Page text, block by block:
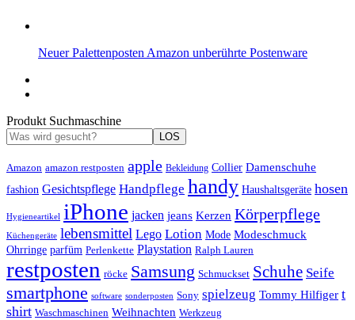
Neuer Palettenposten Amazon unberührte Postenware
Produkt Suchmaschine
LOS
Amazon amazon restposten apple Bekleidung Collier Damenschuhe
fashion Gesichtspflege Handpflege handy Haushaltsgeräte hosen
Hygieneartikel iPhone jacken jeans Kerzen Körperpflege
Küchengeräte lebensmittel Lego Lotion Mode Modeschmuck
Ohrringe parfüm Perlenkette Playstation Ralph Lauren
restposten röcke Samsung Schmuckset Schuhe Seife
smartphone software sonderposten Sony spielzeug Tommy Hilfiger t
shirt Waschmaschinen Weihnachten Werkzeug